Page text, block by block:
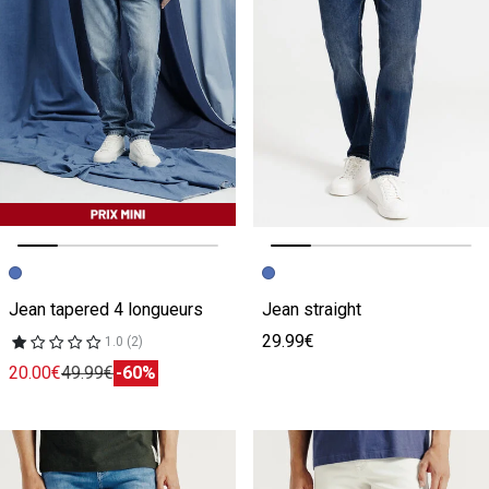
Image précédente
Image suivante
Jean tapered 4 longueurs
1.0 (2)
20.00€49.99€-60%
Image précédente
Image suivante
Jean straight
29.99€